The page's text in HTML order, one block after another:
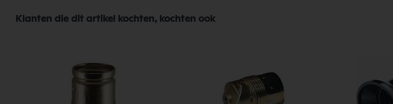
Klanten die dit artikel kochten, kochten ook